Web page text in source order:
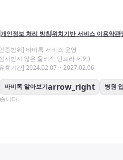
개인정보 처리 방침위치기반 서비스 이용약관
증범위] 바비톡 서비스 운영
사받지 않은 물리적 인프라 제외)
효기간] 2024.02.07 ~ 2027.02.06
바비톡 알아보기arrow_right 병원
니다.